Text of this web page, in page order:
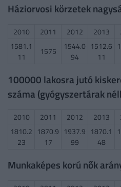
Háziorvosi körzetek
2010 2011 2012 2013
1581.1
11
1575
1544.0
94
1512.6
11
100000 lakosra jutó
száma (gyógyszertárak
2010 2011 2012 2013
1810.2
23
1870.9
17
1937.9
99
1870.1
48
Munkaképes korú nők